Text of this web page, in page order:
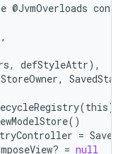
@JvmOverloads
,
, defStyleAttr),
,
(this)
()
=
? = null